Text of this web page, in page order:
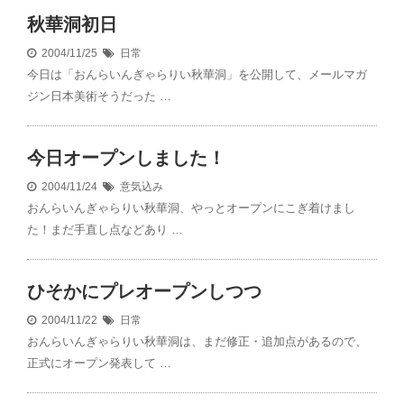
秋華洞初日
2004/11/25 日常
今日は「おんらいんぎゃらりい秋華洞」を公開して、メールマガ
ジン日本美術そうだった …
今日オープンしました！
2004/11/24 意気込み
おんらいんぎゃらりい秋華洞、やっとオープンにこぎ着けまし
た！まだ手直し点などあり …
ひそかにプレオープンしつつ
2004/11/22 日常
おんらいんぎゃらりい秋華洞は、まだ修正・追加点があるので、
正式にオープン発表して …